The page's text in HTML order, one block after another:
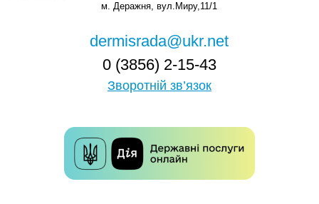
м. Деражня, вул.Миру,11/1
dermisrada@ukr.net
0 (3856) 2-15-43
Зворотній зв’язок